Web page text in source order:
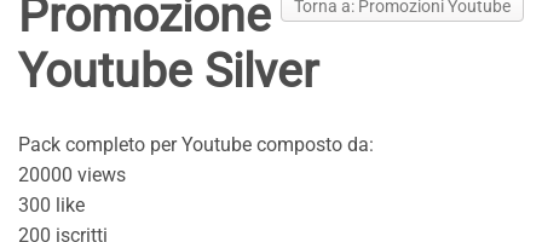
Torna a: Promozioni Youtube
Promozione
Youtube Silver
Pack completo per Youtube composto da:
20000 views
300 like
200 iscritti